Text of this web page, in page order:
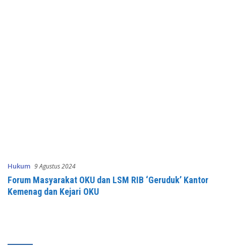
Hukum 9 Agustus 2024
Forum Masyarakat OKU dan LSM RIB ‘Geruduk’ Kantor
Kemenag dan Kejari OKU